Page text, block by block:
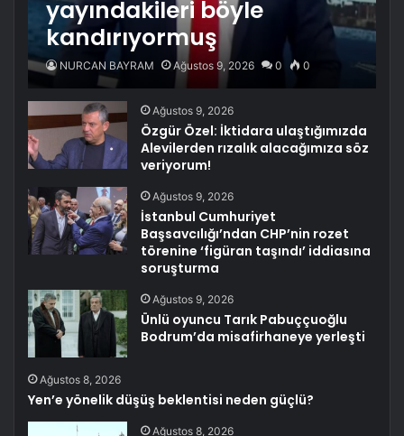
yayındakileri böyle
kandırıyormuş
NURCAN BAYRAM Ağustos 9, 2026 0 0
Ağustos 9, 2026
Özgür Özel: İktidara ulaştığımızda
Alevilerden rızalık alacağımıza söz
veriyorum!
Ağustos 9, 2026
İstanbul Cumhuriyet
Başsavcılığı’ndan CHP’nin rozet
törenine ‘figüran taşındı’ iddiasına
soruşturma
Ağustos 9, 2026
Ünlü oyuncu Tarık Pabuççuoğlu
Bodrum’da misafirhaneye yerleşti
Ağustos 8, 2026
Yen’e yönelik düşüş beklentisi neden güçlü?
Ağustos 8, 2026